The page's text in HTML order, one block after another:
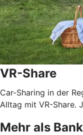
VR-Share
Car-Sharing in der
Alltag mit VR-Share.
Mehr als Bank